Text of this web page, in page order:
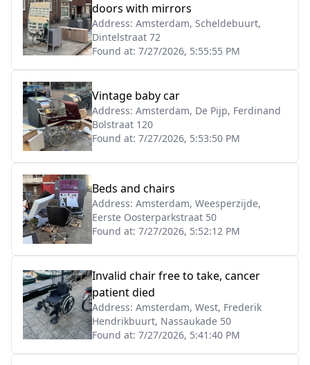
doors with mirrors
Address: Amsterdam, Scheldebuurt,
Dintelstraat 72
Found at: 7/27/2026, 5:55:55 PM
Vintage baby car
Address: Amsterdam, De Pijp, Ferdinand
Bolstraat 120
Found at: 7/27/2026, 5:53:50 PM
Beds and chairs
Address: Amsterdam, Weesperzijde,
Eerste Oosterparkstraat 50
Found at: 7/27/2026, 5:52:12 PM
Invalid chair free to take, cancer
patient died
Address: Amsterdam, West, Frederik
Hendrikbuurt, Nassaukade 50
Found at: 7/27/2026, 5:41:40 PM